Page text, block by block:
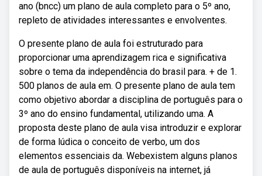
ano (bncc) um plano de aula completo para o 5º ano,
repleto de atividades interessantes e envolventes.
O presente plano de aula foi estruturado para
proporcionar uma aprendizagem rica e significativa
sobre o tema da independência do brasil para. + de 1.
500 planos de aula em. O presente plano de aula tem
como objetivo abordar a disciplina de português para o
3º ano do ensino fundamental, utilizando uma. A
proposta deste plano de aula visa introduzir e explorar
de forma lúdica o conceito de verbo, um dos
elementos essenciais da. Webexistem alguns planos
de aula de português disponíveis na internet, já